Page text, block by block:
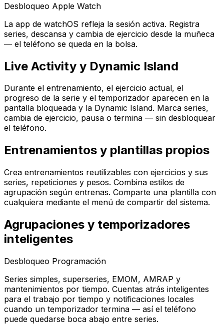
Desbloqueo Apple Watch
La app de watchOS refleja la sesión activa. Registra
series, descansa y cambia de ejercicio desde la muñeca
— el teléfono se queda en la bolsa.
Live Activity y Dynamic Island
Durante el entrenamiento, el ejercicio actual, el
progreso de la serie y el temporizador aparecen en la
pantalla bloqueada y la Dynamic Island. Marca series,
cambia de ejercicio, pausa o termina — sin desbloquear
el teléfono.
Entrenamientos y plantillas propios
Crea entrenamientos reutilizables con ejercicios y sus
series, repeticiones y pesos. Combina estilos de
agrupación según entrenas. Comparte una plantilla con
cualquiera mediante el menú de compartir del sistema.
Agrupaciones y temporizadores
inteligentes
Desbloqueo Programación
Series simples, superseries, EMOM, AMRAP y
mantenimientos por tiempo. Cuentas atrás inteligentes
para el trabajo por tiempo y notificaciones locales
cuando un temporizador termina — así el teléfono
puede quedarse boca abajo entre series.